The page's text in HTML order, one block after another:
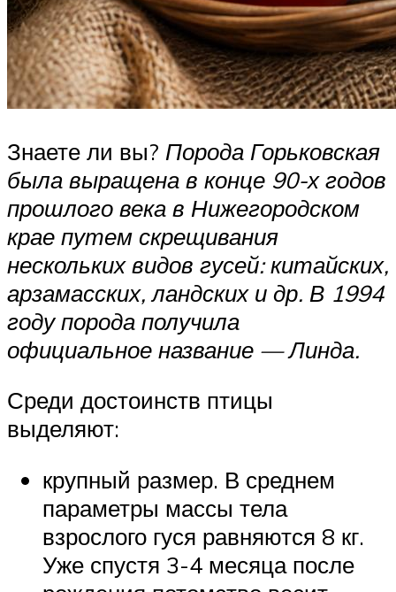
Знаете ли вы? Порода Горьковская
была выращена в конце 90-х годов
прошлого века в Нижегородском
крае путем скрещивания
нескольких видов гусей: китайских,
арзамасских, ландских и др. В 1994
году порода получила
официальное название — Линда.
Среди достоинств птицы
выделяют:
крупный размер. В среднем
параметры массы тела
взрослого гуся равняются 8 кг.
Уже спустя 3-4 месяца после